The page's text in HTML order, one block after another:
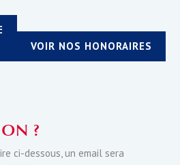
VOIR NOS HONORAIRES
?
ci-dessous, un email sera